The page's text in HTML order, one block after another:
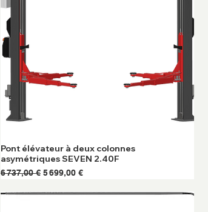
Pont élévateur à deux colonnes
asymétriques SEVEN 2.40F
Prix original
6 737,00 € Prix promotionnel
5 699,00 €